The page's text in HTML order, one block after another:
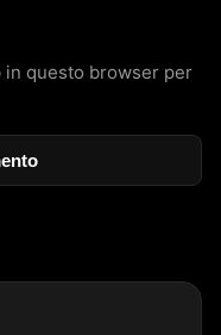
in questo browser per